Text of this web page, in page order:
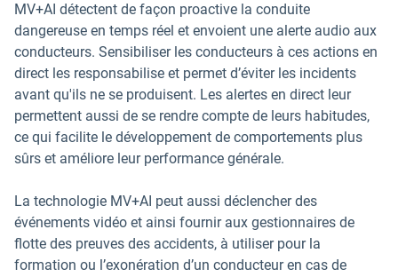
MV+AI détectent de façon proactive la conduite
dangereuse en temps réel et envoient une alerte audio aux
conducteurs. Sensibiliser les conducteurs à ces actions en
direct les responsabilise et permet d’éviter les incidents
avant qu'ils ne se produisent. Les alertes en direct leur
permettent aussi de se rendre compte de leurs habitudes,
ce qui facilite le développement de comportements plus
sûrs et améliore leur performance générale.
La technologie MV+AI peut aussi déclencher des
événements vidéo et ainsi fournir aux gestionnaires de
flotte des preuves des accidents, à utiliser pour la
formation ou l’exonération d’un conducteur en cas de